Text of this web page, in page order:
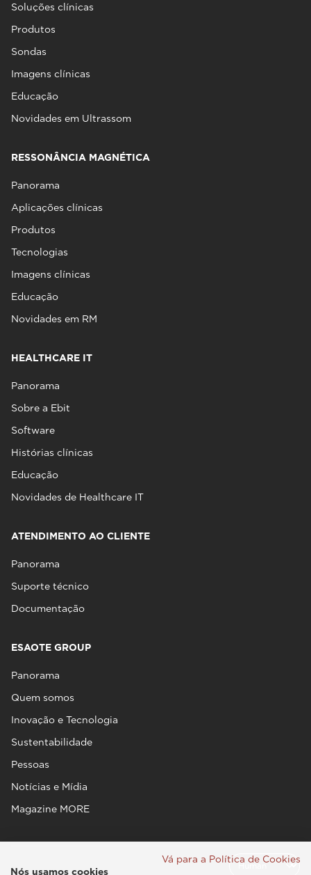
Soluções clínicas
Produtos
Sondas
Imagens clínicas
Educação
Novidades em Ultrassom
RESSONÂNCIA MAGNÉTICA
Panorama
Aplicações clínicas
Produtos
Tecnologias
Imagens clínicas
Educação
Novidades em RM
HEALTHCARE IT
Panorama
Sobre a Ebit
Software
Histórias clínicas
Educação
Novidades de Healthcare IT
ATENDIMENTO AO CLIENTE
Panorama
Suporte técnico
Documentação
ESAOTE GROUP
Panorama
Quem somos
Inovação e Tecnologia
Sustentabilidade
Pessoas
Notícias e Mídia
Magazine MORE
Vá para a Política de Cookies
Nós usamos cookies